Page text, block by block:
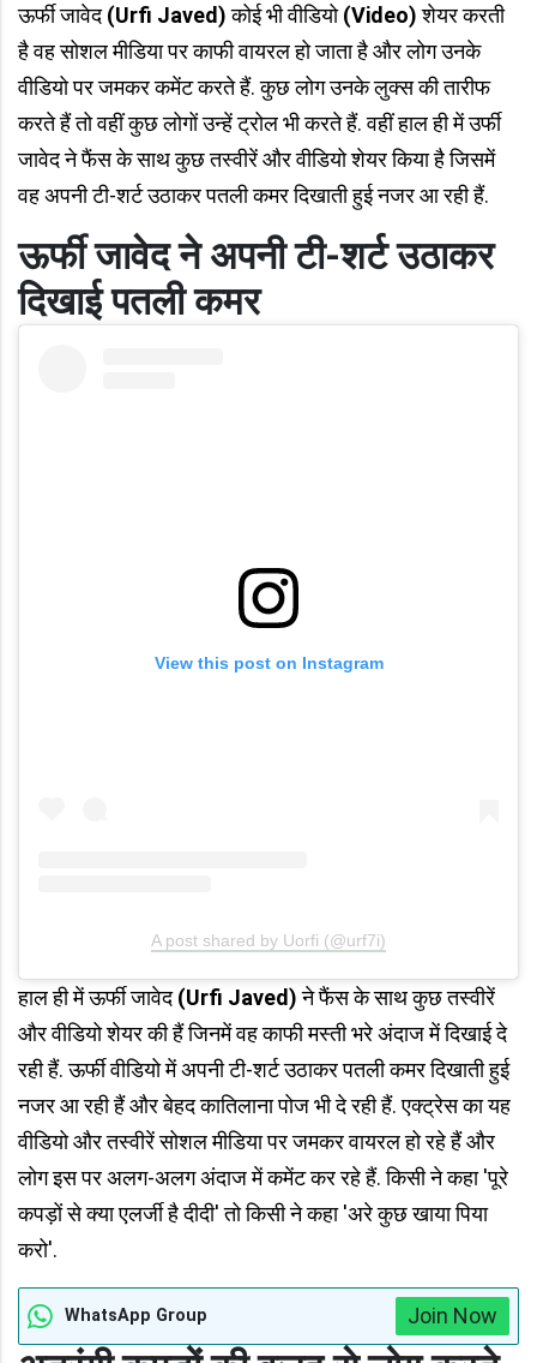
ऊर्फी जावेद(Urfi Javed)कोई भी वीडियो(Video)शेयर करती
है वह सोशल मीडिया पर काफी वायरल हो जाता है और लोग उनके
वीडियो पर जमकर कमेंट करते हैं. कुछ लोग उनके लुक्स की तारीफ
करते हैं तो वहीं कुछ लोगों उन्हें ट्रोल भी करते हैं. वहीं हाल ही में उर्फी
जावेद ने फैंस के साथ कुछ तस्वीरें और वीडियो शेयर किया है जिसमें
वह अपनी टी-शर्ट उठाकर पतली कमर दिखाती हुई नजर आ रही हैं.
ऊर्फी जावेद ने अपनी टी-शर्ट उठाकर
दिखाई पतली कमर
View this post on Instagram
A post shared by Uorfi (@urf7i)
हाल ही में ऊर्फी जावेद(Urfi Javed)ने फैंस के साथ कुछ तस्वीरें
और वीडियो शेयर की हैं जिनमें वह काफी मस्ती भरे अंदाज में दिखाई दे
रही हैं. ऊर्फी वीडियो में अपनी टी-शर्ट उठाकर पतली कमर दिखाती हुई
नजर आ रही हैं और बेहद कातिलाना पोज भी दे रही हैं. एक्ट्रेस का यह
वीडियो और तस्वीरें सोशल मीडिया पर जमकर वायरल हो रहे हैं और
लोग इस पर अलग-अलग अंदाज में कमेंट कर रहे हैं. किसी ने कहा 'पूरे
कपड़ों से क्या एलर्जी है दीदी' तो किसी ने कहा 'अरे कुछ खाया पिया
करो'.
WhatsApp Group Join Now